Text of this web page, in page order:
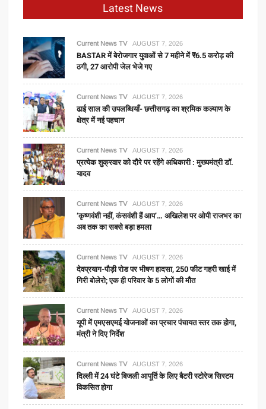
Latest News
Current News TV AUGUST 7, 2026
BASTAR में बेरोजगार युवाओं से 7 महीने में ₹6.5 करोड़ की
ठगी, 27 आरोपी जेल भेजे गए
Current News TV AUGUST 7, 2026
ढाई साल की उपलब्धियाँ- छत्तीसगढ़ का श्रमिक कल्याण के
क्षेत्र में नई पहचान
Current News TV AUGUST 7, 2026
प्रत्येक शुक्रवार को दौरे पर रहेंगे अधिकारी : मुख्यमंत्री डॉ.
यादव
Current News TV AUGUST 7, 2026
‘कृष्णवंशी नहीं, कंसवंशी हैं आप’… अखिलेश पर ओपी राजभर का
अब तक का सबसे बड़ा हमला
Current News TV AUGUST 7, 2026
देवप्रयाग-पौड़ी रोड पर भीषण हादसा, 250 फीट गहरी खाई में
गिरी बोलेरो; एक ही परिवार के 5 लोगों की मौत
Current News TV AUGUST 7, 2026
यूपी में एमएसएमई योजनाओं का प्रचार पंचायत स्तर तक होगा,
मंत्री ने दिए निर्देश
Current News TV AUGUST 7, 2026
दिल्ली में 24 घंटे बिजली आपूर्ति के लिए बैटरी स्टोरेज सिस्टम
विकसित होगा